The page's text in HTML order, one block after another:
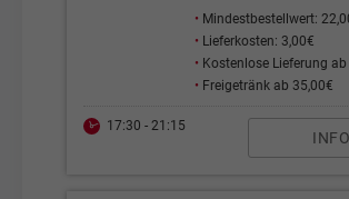
• Mindestbestellwert:
• Lieferkosten: 3,00€
• Kostenlose Lieferung
• Freigetränk ab 35,00€
17:30 - 21:15
INFO